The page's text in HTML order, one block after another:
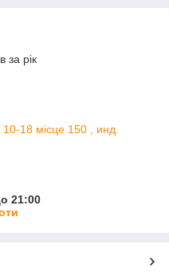
за рік
18 місце 150 , инд.
21:00